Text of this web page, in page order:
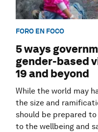
FORO EN FOCO
5 ways
gender-based
19 and beyond
While the world may
the size and
should be prepared
to the wellbeing and